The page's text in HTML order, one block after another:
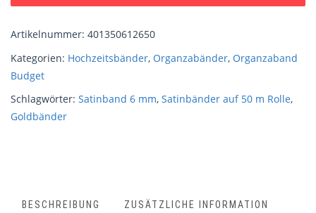
Artikelnummer: 401350612650
Kategorien: Hochzeitsbänder, Organzabänder, Organzaband
Budget
Schlagwörter: Satinband 6 mm, Satinbänder auf 50 m Rolle,
Goldbänder
BESCHREIBUNG ZUSÄTZLICHE INFORMATION